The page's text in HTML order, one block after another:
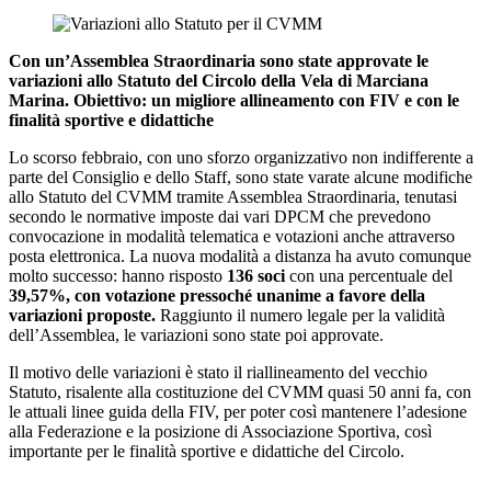
Con un’Assemblea Straordinaria sono state approvate le
variazioni allo Statuto del Circolo della Vela di Marciana
Marina. Obiettivo: un migliore allineamento con FIV e con le
finalità sportive e didattiche
Lo scorso febbraio, con uno sforzo organizzativo non indifferente a
parte del Consiglio e dello Staff, sono state varate alcune modifiche
allo Statuto del CVMM tramite Assemblea Straordinaria, tenutasi
secondo le normative imposte dai vari DPCM che prevedono
convocazione in modalità telematica e votazioni anche attraverso
posta elettronica. La nuova modalità a distanza ha avuto comunque
molto successo: hanno risposto 136 soci con una percentuale del
39,57%, con votazione pressoché unanime a favore della
variazioni proposte. Raggiunto il numero legale per la validità
dell’Assemblea, le variazioni sono state poi approvate.
Il motivo delle variazioni è stato il riallineamento del vecchio
Statuto, risalente alla costituzione del CVMM quasi 50 anni fa, con
le attuali linee guida della FIV, per poter così mantenere l’adesione
alla Federazione e la posizione di Associazione Sportiva, così
importante per le finalità sportive e didattiche del Circolo.